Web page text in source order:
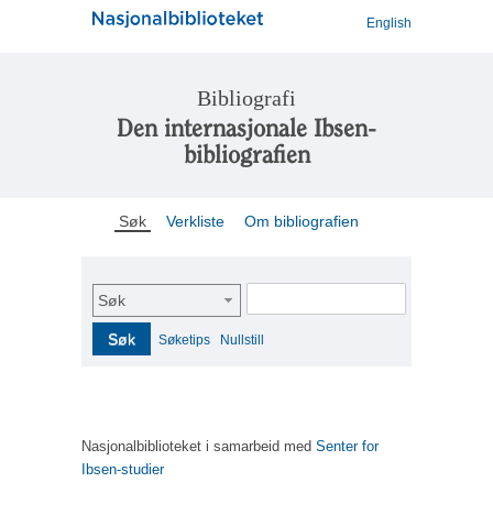
English
Bibliografi
Den internasjonale Ibsen-
bibliografien
Søk Verkliste Om bibliografien
Søk
Søk Søketips Nullstill
Nasjonalbiblioteket i samarbeid med Senter for
Ibsen-studier